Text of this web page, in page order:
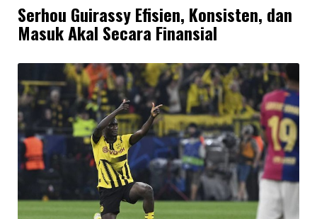
Serhou Guirassy Efisien, Konsisten, dan
Masuk Akal Secara Finansial